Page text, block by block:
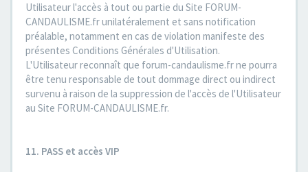
Utilisateur l'accès à tout ou partie du Site FORUM-
CANDAULISME.fr unilatéralement et sans notification
préalable, notamment en cas de violation manifeste des
présentes Conditions Générales d'Utilisation.
L'Utilisateur reconnaît que forum-candaulisme.fr ne pourra
être tenu responsable de tout dommage direct ou indirect
survenu à raison de la suppression de l'accès de l'Utilisateur
au Site FORUM-CANDAULISME.fr.
11. PASS et accès VIP